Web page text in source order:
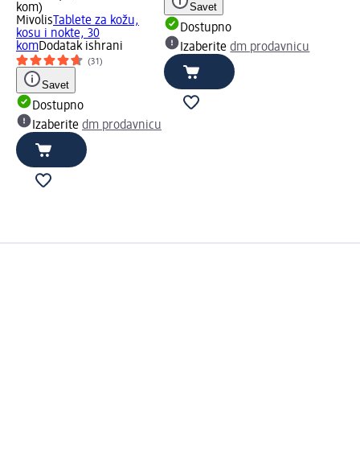
kom)
Mivolis Tablete za kožu,
kosu i nokte, 30
komDodatak ishrani
(31)
Savet
Dostupno
Izaberite dm prodavnicu
Savet
Dostupno
Izaberitedm prodavnicu